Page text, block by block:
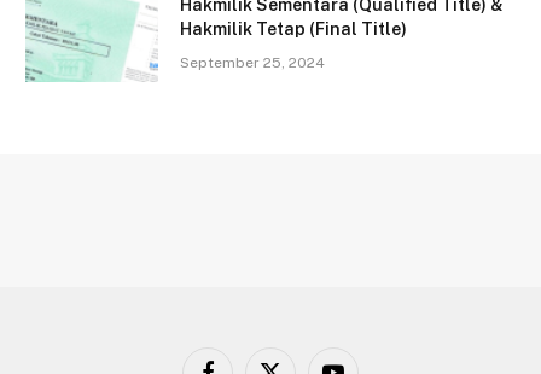
Hakmilik Sementara (Qualified Title) &
Hakmilik Tetap (Final Title)
September 25, 2024